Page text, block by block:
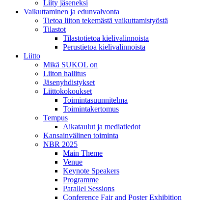
Liity jäseneksi
Vaikuttaminen ja edunvalvonta
Tietoa liiton tekemästä vaikuttamistyöstä
Tilastot
Tilastotietoa kielivalinnoista
Perustietoa kielivalinnoista
Liitto
Mikä SUKOL on
Liiton hallitus
Jäsenyhdistykset
Liittokokoukset
Toimintasuunnitelma
Toimintakertomus
Tempus
Aikataulut ja mediatiedot
Kansainvälinen toiminta
NBR 2025
Main Theme
Venue
Keynote Speakers
Programme
Parallel Sessions
Conference Fair and Poster Exhibition